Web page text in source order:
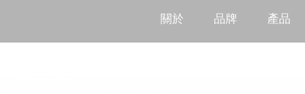
關於 品牌 產品